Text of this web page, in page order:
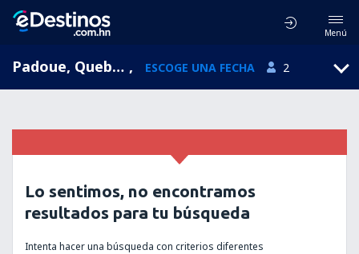
Menú
Padoue, Quebec, Canadá , ESCOGE UNA FECHA 2
Lo sentimos, no encontramos
resultados para tu búsqueda
Intenta hacer una búsqueda con criterios diferentes